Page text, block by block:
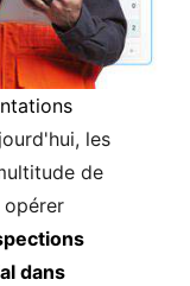
les
de
opérer
dans